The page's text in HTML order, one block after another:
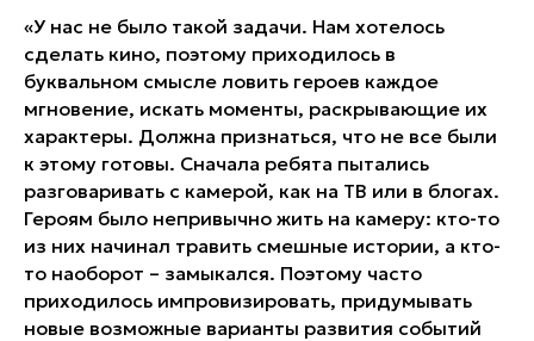
«У нас не было такой задачи. Нам хотелось
сделать кино, поэтому приходилось в
буквальном смысле ловить героев каждое
мгновение, искать моменты, раскрывающие их
характеры. Должна признаться, что не все были
к этому готовы. Сначала ребята пытались
разговаривать с камерой, как на ТВ или в блогах.
Героям было непривычно жить на камеру: кто-то
из них начинал травить смешные истории, а кто-
то наоборот – замыкался. Поэтому часто
приходилось импровизировать, придумывать
новые возможные варианты развития событий